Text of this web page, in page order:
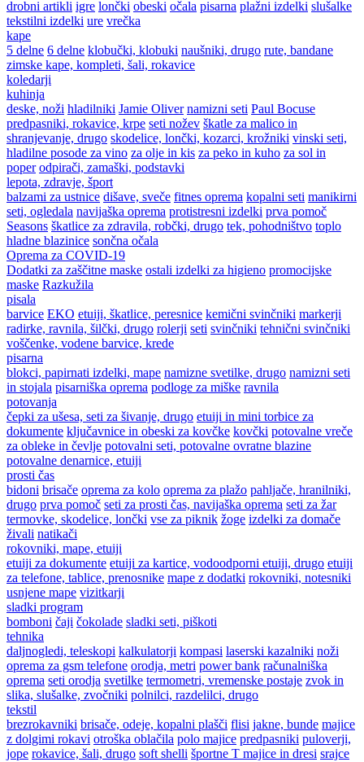
drobni artikli igre lončki obeski očala pisarna plažni izdelki slušalke
tekstilni izdelki ure vrečka
kape
5 delne 6 delne klobučki, klobuki naušniki, drugo rute, bandane
zimske kape, kompleti, šali, rokavice
koledarji
kuhinja
deske, noži hladilniki Jamie Oliver namizni seti Paul Bocuse
predpasniki, rokavice, krpe seti nožev škatle za malico in
shranjevanje, drugo skodelice, lončki, kozarci, krožniki vinski seti,
hladilne posode za vino za olje in kis za peko in kuho za sol in
poper odpirači, zamaški, podstavki
lepota, zdravje, šport
balzami za ustnice dišave, sveče fitnes oprema kopalni seti manikirni
seti, ogledala navijaška oprema protistresni izdelki prva pomoč
Seasons škatlice za zdravila, robčki, drugo tek, pohodništvo toplo
hladne blazinice sončna očala
Oprema za COVID-19
Dodatki za zaščitne maske ostali izdelki za higieno promocijske
maske Razkužila
pisala
barvice EKO etuiji, škatlice, peresnice kemični svinčniki markerji
radirke, ravnila, šilčki, drugo rolerji seti svinčniki tehnični svinčniki
voščenke, vodene barvice, krede
pisarna
blokci, papirnati izdelki, mape namizne svetilke, drugo namizni seti
in stojala pisarniška oprema podloge za miške ravnila
potovanja
čepki za ušesa, seti za šivanje, drugo etuiji in mini torbice za
dokumente ključavnice in obeski za kovčke kovčki potovalne vreče
za obleke in čevlje potovalni seti, potovalne ovratne blazine
potovalne denarnice, etuiji
prosti čas
bidoni brisače oprema za kolo oprema za plažo pahljače, hranilniki,
drugo prva pomoč seti za prosti čas, navijaška oprema seti za žar
termovke, skodelice, lončki vse za piknik žoge izdelki za domače
živali natikači
rokovniki, mape, etuiji
etuiji za dokumente etuiji za kartice, vodoodporni etuiji, drugo etuiji
za telefone, tablice, prenosnike mape z dodatki rokovniki, notesniki
usnjene mape vizitkarji
sladki program
bomboni čaji čokolade sladki seti, piškoti
tehnika
daljnogledi, teleskopi kalkulatorji kompasi laserski kazalniki noži
oprema za gsm telefone orodja, metri power bank računalniška
oprema seti orodja svetilke termometri, vremenske postaje zvok in
slika, slušalke, zvočniki polnilci, razdelilci, drugo
tekstil
brezrokavniki brisače, odeje, kopalni plašči flisi jakne, bunde majice
z dolgimi rokavi otroška oblačila polo majice predpasniki puloverji,
jope rokavice, šali, drugo soft shelli športne T majice in dresi srajce